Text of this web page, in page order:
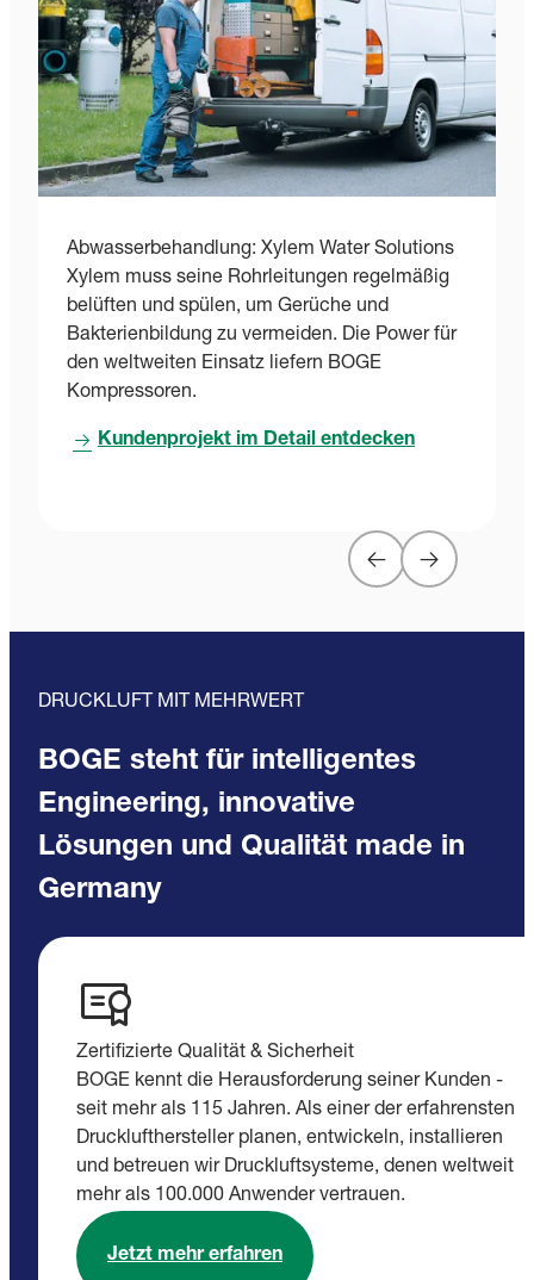
Abwasserbehandlung: Xylem Water Solutions
Xylem muss seine Rohrleitungen regelmäßig
belüften und spülen, um Gerüche und
Bakterienbildung zu vermeiden. Die Power für
den weltweiten Einsatz liefern BOGE
Kompressoren.
Kundenprojekt im Detail entdecken
DRUCKLUFT MIT MEHRWERT
BOGE steht für intelligentes
Engineering, innovative
Lösungen und Qualität made in
Germany
Zertifizierte Qualität & Sicherheit
BOGE kennt die Herausforderung seiner Kunden -
seit mehr als 115 Jahren. Als einer der erfahrensten
Drucklufthersteller planen, entwickeln, installieren
und betreuen wir Druckluftsysteme, denen weltweit
mehr als 100.000 Anwender vertrauen.
Jetzt mehr erfahren